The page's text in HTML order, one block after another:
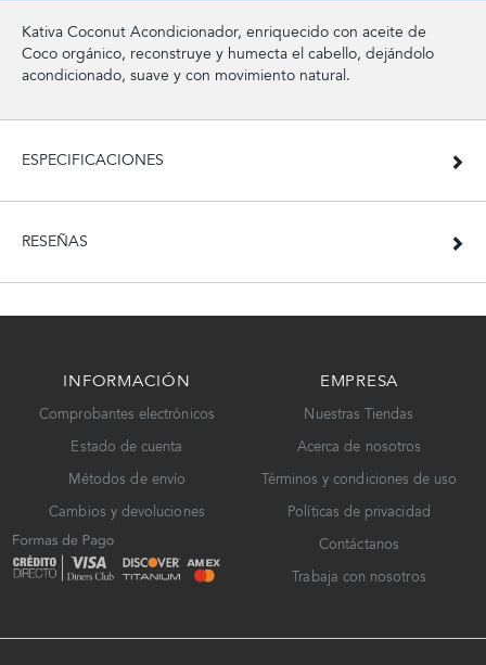
Kativa Coconut Acondicionador, enriquecido con aceite de
Coco orgánico, reconstruye y humecta el cabello, dejándolo
acondicionado, suave y con movimiento natural.
ESPECIFICACIONES
RESEÑAS
INFORMACIÓN
Comprobantes electrónicos
Estado de cuenta
Métodos de envío
Cambios y devoluciones
EMPRESA
Nuestras Tiendas
Acerca de nosotros
Términos y condiciones de uso
Políticas de privacidad
Contáctanos
Trabaja con nosotros